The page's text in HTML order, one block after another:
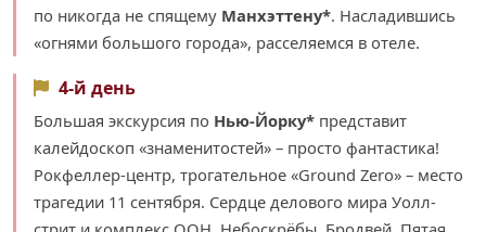
по никогда не спящему Манхэттену*. Насладившись
«огнями большого города», расселяемся в отеле.
4-й день
Большая экскурсия по Нью-Йорку* представит
калейдоскоп «знаменитостей» – просто фантастика!
Рокфеллер-центр, трогательное «Ground Zero» – место
трагедии 11 сентября. Сердце делового мира Уолл-